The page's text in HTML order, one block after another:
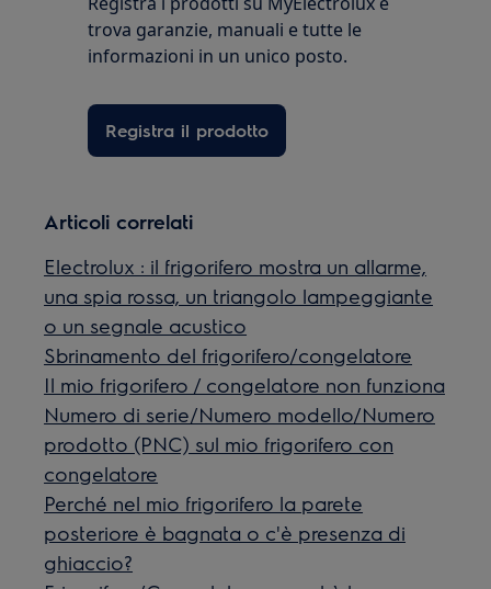
trova garanzie, manuali e tutte le
informazioni in un unico posto.
Registra il prodotto
Articoli correlati
Electrolux : il frigorifero mostra un allarme,
una spia rossa, un triangolo lampeggiante
o un segnale acustico
Sbrinamento del frigorifero/congelatore
Il mio frigorifero / congelatore non funziona
Numero di serie/Numero modello/Numero
prodotto (PNC) sul mio frigorifero con
congelatore
Perché nel mio frigorifero la parete
posteriore è bagnata o c'è presenza di
ghiaccio?